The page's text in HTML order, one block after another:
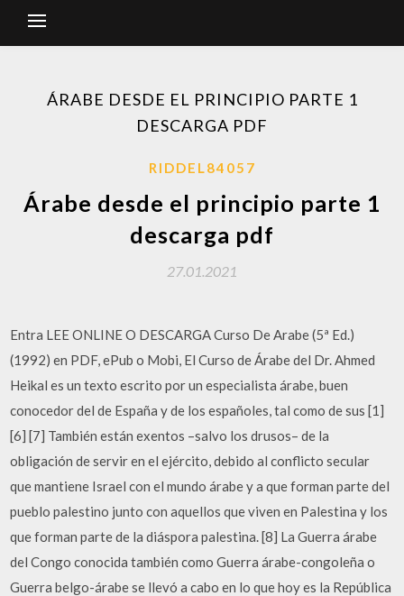
ÁRABE DESDE EL PRINCIPIO PARTE 1
DESCARGA PDF
RIDDEL84057
Árabe desde el principio parte 1
descarga pdf
27.01.2021
Entra LEE ONLINE O DESCARGA Curso De Arabe (5ª Ed.)
(1992) en PDF, ePub o Mobi, El Curso de Árabe del Dr. Ahmed
Heikal es un texto escrito por un especialista árabe, buen
conocedor del de España y de los españoles, tal como de sus [1]
[6] [7] También están exentos –salvo los drusos– de la
obligación de servir en el ejército, debido al conflicto secular
que mantiene Israel con el mundo árabe y a que forman parte del
pueblo palestino junto con aquellos que viven en Palestina y los
que forman parte de la diáspora palestina. [8] La Guerra árabe
del Congo conocida también como Guerra árabe-congoleña o
Guerra belgo-árabe se llevó a cabo en lo que hoy es la República